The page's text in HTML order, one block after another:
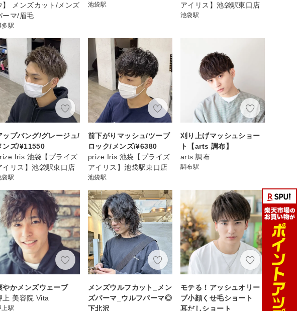
】 メンズカット/メンズ
ーマ/眉毛
多駅
池袋駅
アイリス】池袋駅東口店
池袋駅
ップバング/グレージュ/
ンズ/¥11550
Iris 池袋【プライズ
イリス】池袋駅東口店
袋駅
前下がりマッシュ/ツーブ
ロック/メンズ/¥6380
prize Iris 池袋【プライズ
アイリス】池袋駅東口店
池袋駅
刈り上げマッシュショー
ト【arts 調布】
arts 調布
調布駅
やかメンズウェーブ
上 美容院 Vita
上駅
メンズウルフカット_メン
ズパーマ_ウルフパーマ◎
下北沢
モテる！アッシュオリー
ブ小顔くせ毛ショート
耳だしショート